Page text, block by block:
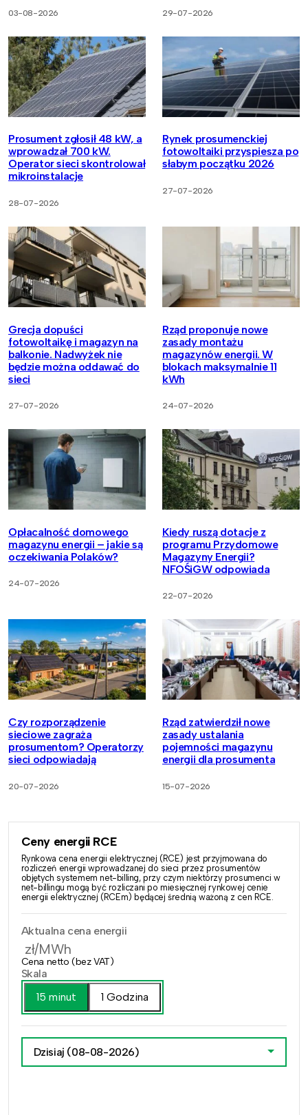
03-08-2026 29-07-2026
Prosument zgłosił 48 kW, a
wprowadzał 700 kW.
Operator sieci skontrolował
mikroinstalacje
28-07-2026
Rynek prosumenckiej
fotowoltaiki przyspiesza po
słabym początku 2026
27-07-2026
Grecja dopuści
fotowoltaikę i magazyn na
balkonie. Nadwyżek nie
będzie można oddawać do
sieci
27-07-2026
Rząd proponuje nowe
zasady montażu
magazynów energii. W
blokach maksymalnie 11
kWh
24-07-2026
Opłacalność domowego
magazynu energii – jakie są
oczekiwania Polaków?
24-07-2026
Kiedy ruszą dotacje z
programu Przydomowe
Magazyny Energii?
NFOŚiGW odpowiada
22-07-2026
Czy rozporządzenie
sieciowe zagraża
prosumentom? Operatorzy
sieci odpowiadają
20-07-2026
Rząd zatwierdził nowe
zasady ustalania
pojemności magazynu
energii dla prosumenta
15-07-2026
Ceny energii RCE
Rynkowa cena energii elektrycznej (RCE) jest przyjmowana do
rozliczeń energii wprowadzanej do sieci przez prosumentów
objętych systemem net-billing, przy czym niektórzy prosumenci w
net-billingu mogą być rozliczani po miesięcznej rynkowej cenie
energii elektrycznej (RCEm) będącej średnią ważoną z cen RCE.
Aktualna cena energii
zł/MWh
Cena netto (bez VAT)
Skala
15 minut
1 Godzina
Dzisiaj (08-08-2026)